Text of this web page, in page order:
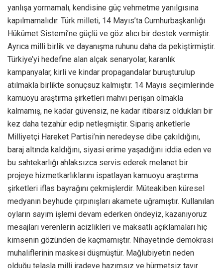
yanlışa yormamalı, kendisine güç vehmetme yanılgısına
kapılmamalıdır. Türk milleti, 14 Mayıs’ta Cumhurbaşkanlığı
Hükümet Sistemi’ne güçlü ve göz alıcı bir destek vermiştir.
Ayrıca milli birlik ve dayanışma ruhunu daha da pekiştirmiştir.
Türkiye’yi hedefine alan alçak senaryolar, karanlık
kampanyalar, kirli ve kindar propagandalar buruşturulup
atılmakla birlikte sonuçsuz kalmıştır. 14 Mayıs seçimlerinde
kamuoyu araştırma şirketleri mahvı perişan olmakla
kalmamış, ne kadar güvensiz, ne kadar itibarsız oldukları bir
kez daha tezahür edip netleşmiştir. Sipariş anketlerle
Milliyetçi Hareket Partisi’nin neredeyse dibe çakıldığını,
baraj altında kaldığını, siyasi erime yaşadığını iddia eden ve
bu sahtekarlığı ahlaksızca servis ederek melanet bir
projeye hizmetkarlıklarını ispatlayan kamuoyu araştırma
şirketleri iflas bayrağını çekmişlerdir. Müteakiben küresel
medyanın beyhude çırpınışları akamete uğramıştır. Kullanılan
oyların sayım işlemi devam ederken öndeyiz, kazanıyoruz
mesajları verenlerin acizlikleri ve maksatlı açıklamaları hiç
kimsenin gözünden de kaçmamıştır. Nihayetinde demokrasi
muhaliflerinin maskesi düşmüştür. Mağlubiyetin neden
olduğu telaşla milli iradeye hazımsız ve hürmetsiz tavır